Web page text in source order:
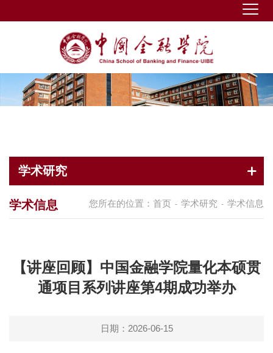
学术研究
您所在的位置： 首页 - 学术研究 - 学术信息
学术信息
【讲座回顾】中国金融学院量化本硕贯
通项目系列讲座第4期成功举办
日期：2026-06-15